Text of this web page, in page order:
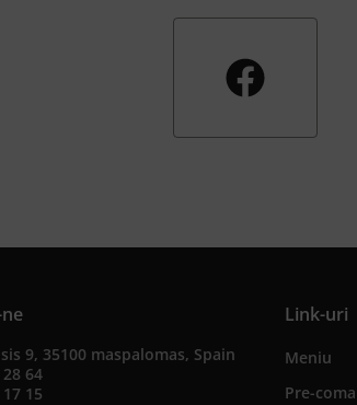
9, 35100 maspalomas, Spain
64
15
Link-uri
Meniu
Pre-